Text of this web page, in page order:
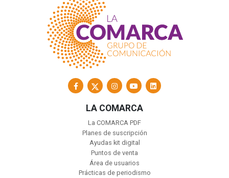
LA COMARCA
La COMARCA PDF
Planes de suscripción
Ayudas kit digital
Puntos de venta
Área de usuarios
Prácticas de periodismo